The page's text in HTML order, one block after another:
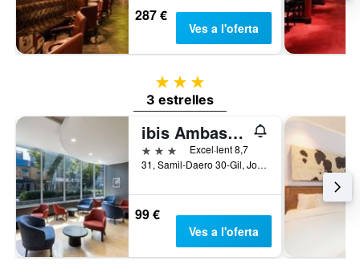
287 €
Ves a l'oferta
3 estrelles
3 estrelles
ibis Ambassador Seoul Insadong
3 estrellesExcel·lent 8,7
31, Samil-Daero 30-Gil, Jongno-gu, Seül, Corea del Sud
99 €
Ves a l'oferta